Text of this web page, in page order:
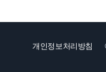
개인정보처리방침